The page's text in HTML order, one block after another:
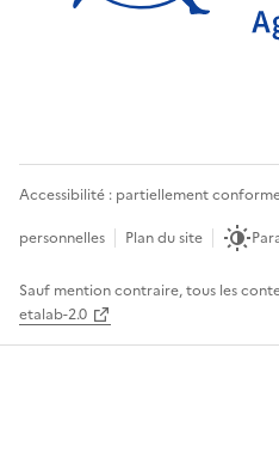
Accessibilité : partiellement
personnelles
Plan du site
Sauf mention contraire, tous les
etalab-2.0